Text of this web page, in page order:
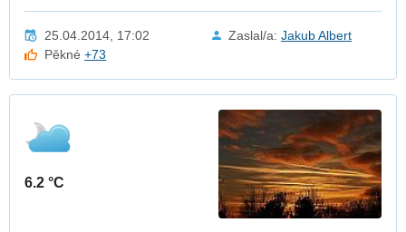
25.04.2014, 17:02 Zaslal/a: Jakub Albert
Pěkné+73
6.2 °C